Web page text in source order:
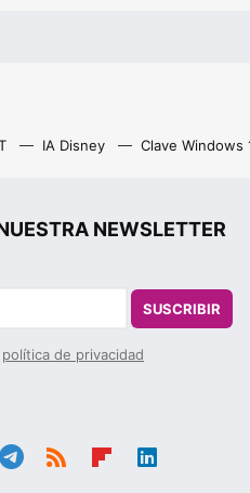
IA Disney Clave Windows
NEWSLETTER
SUSCRIBIR
política de privacidad